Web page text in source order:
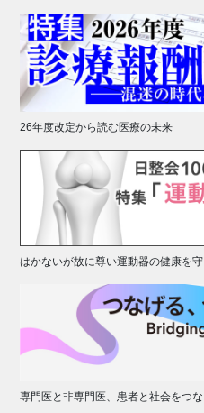
26年度改定から読む医療の未来
はかないが故に尊い運動器の健康を
専門医と非専門医、患者と社会をつ